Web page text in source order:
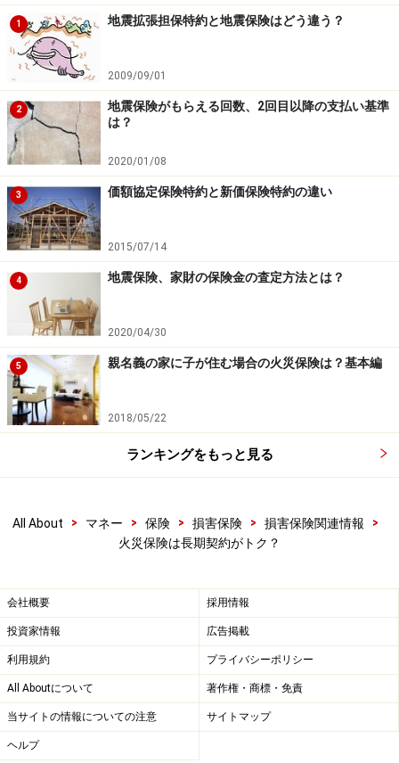
1/2 次のページへ
1 地震拡張担保特約と地震保険はどう違う？
2009/09/01
2
地震保険がもらえる回数、2回目以降の支払い基準
は？
2020/01/08
3 価額協定保険特約と新価保険特約の違い
2015/07/14
4 地震保険、家財の保険金の査定方法とは？
2020/04/30
5 親名義の家に子が住む場合の火災保険は？基本編
2018/05/22
ランキングをもっと見る
All About > マネー > 保険 > 損害保険 > 損害保険関連情報
>
火災保険は長期契約がトク？
会社概要 採用情報
投資家情報 広告掲載
利用規約 プライバシーポリシー
All Aboutについて 著作権・商標・免責
当サイトの情報についての注意 サイトマップ
ヘルプ